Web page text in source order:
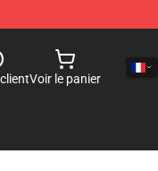
Voir le panier